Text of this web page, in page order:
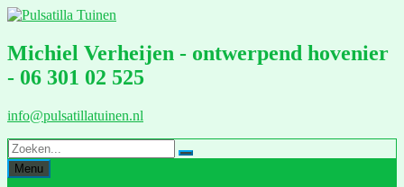
Ga
de
inhoud
Michiel Verheijen - ontwerpend hovenier
- 06 301 02 525
info@pulsatillatuinen.nl
Menu